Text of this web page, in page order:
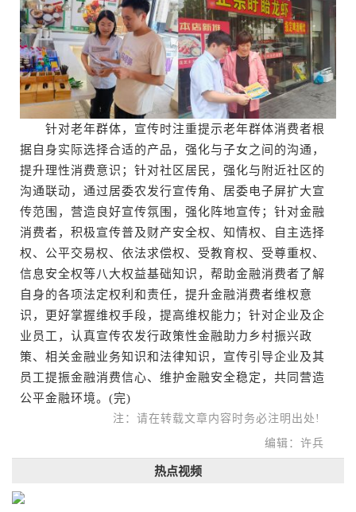
针对老年群体，宣传时注重提示老年群体消费者根
据自身实际选择合适的产品，强化与子女之间的沟通，
提升理性消费意识；针对社区居民，强化与附近社区的
沟通联动，通过居委农发行宣传角、居委电子屏扩大宣
传范围，营造良好宣传氛围，强化阵地宣传；针对金融
消费者，积极宣传普及财产安全权、知情权、自主选择
权、公平交易权、依法求偿权、受教育权、受尊重权、
信息安全权等八大权益基础知识，帮助金融消费者了解
自身的各项法定权利和责任，提升金融消费者维权意
识，更好掌握维权手段，提高维权能力；针对企业及企
业员工，认真宣传农发行政策性金融助力乡村振兴政
策、相关金融业务知识和法律知识，宣传引导企业及其
员工提振金融消费信心、维护金融安全稳定，共同营造
公平金融环境。(完)
注：请在转载文章内容时务必注明出处!
编辑：许兵
热点视频